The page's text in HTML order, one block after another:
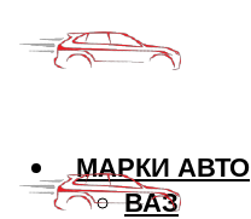
МАРКИ АВТО
ВАЗ